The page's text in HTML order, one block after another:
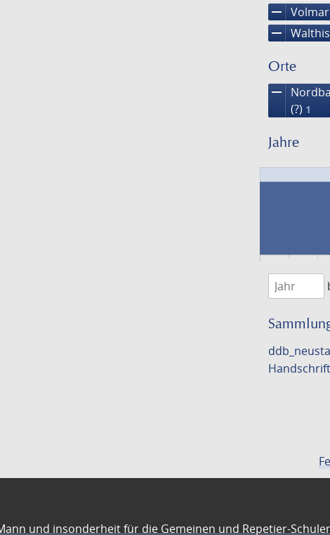
remove Volmar
remove
Orte
remove
(?) 1
Jahre
1474
und insonderheit für die Gemeinen und Repetier-